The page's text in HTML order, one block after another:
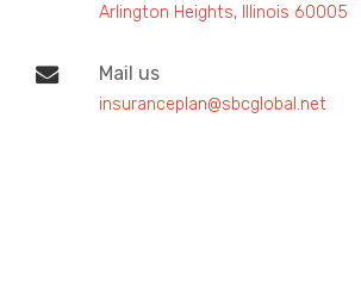
Arlington Heights, Illinois 60005
Mail us
insuranceplan@sbcglobal.net